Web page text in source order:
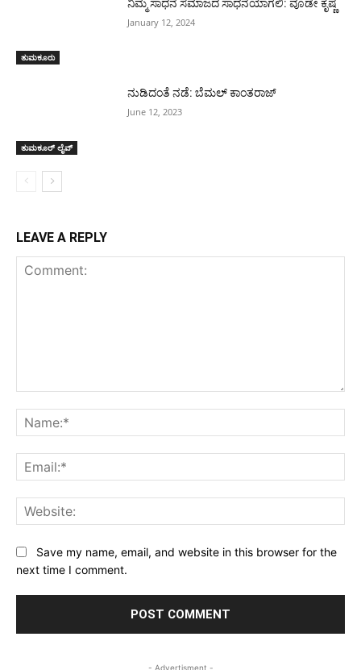
ತುಮಕೂರು
ನಿಮ್ಮ ಸಾಧನೆ ಸಮಾಜದ ಸಾಧನೆಯಾಗಲಿ: ವೂಡೇ ಕೃಷ್ಣ
January 12, 2024
ತುಮಕೂರ್ ಲೈವ್
ನುಡಿದಂತೆ ನಡೆ: ಬೆಮಲ್ ಕಾಂತರಾಜ್
June 12, 2023
LEAVE A REPLY
Save my name, email, and website in this browser for the
next time I comment.
- Advertisment -